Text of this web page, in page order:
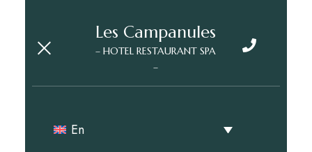
Les Campanules
– HOTEL RESTAURANT SPA
–
En